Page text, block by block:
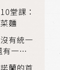
堂課：
麵
有統一
一個
蘭的首